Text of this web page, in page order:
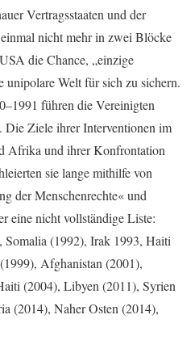
Vertragsstaaten und der
nicht mehr in zwei Blöcke
die Chance, „einzige
unipolare Welt für sich zu sichern.
führen die Vereinigten
Die Ziele ihrer Interventionen im
Afrika und ihrer Konfrontation
sie lange mithilfe von
der Menschenrechte« und
eine nicht vollständige Liste:
(1992), Irak 1993, Haiti
Afghanistan (2001),
(2004), Libyen (2011), Syrien
(2014), Naher Osten (2014),